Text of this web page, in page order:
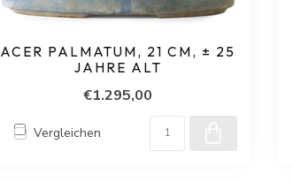
ACER PALMATUM, 21 CM, ± 25
JAHRE ALT
€1.295,00
Vergleichen